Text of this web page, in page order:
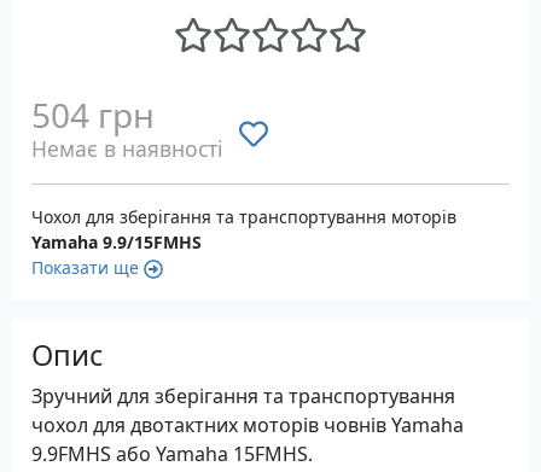
504 грн
Немає в наявності
Чохол для зберігання та транспортування моторів
Yamaha 9.9/15FMHS
Показати ще
Опис
Зручний для зберігання та транспортування
чохол для двотактних моторів човнів Yamaha
9.9FMHS або Yamaha 15FMHS.